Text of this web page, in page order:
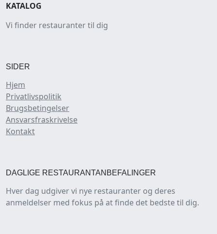
KATALOG
Vi finder restauranter til dig
SIDER
Hjem
Privatlivspolitik
Brugsbetingelser
Ansvarsfraskrivelse
Kontakt
DAGLIGE RESTAURANTANBEFALINGER
Hver dag udgiver vi nye restauranter og deres
anmeldelser med fokus på at finde det bedste til dig.